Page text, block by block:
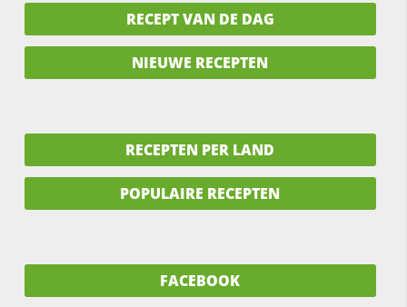
RECEPT VAN DE DAG
NIEUWE RECEPTEN
RECEPTEN PER LAND
POPULAIRE RECEPTEN
FACEBOOK